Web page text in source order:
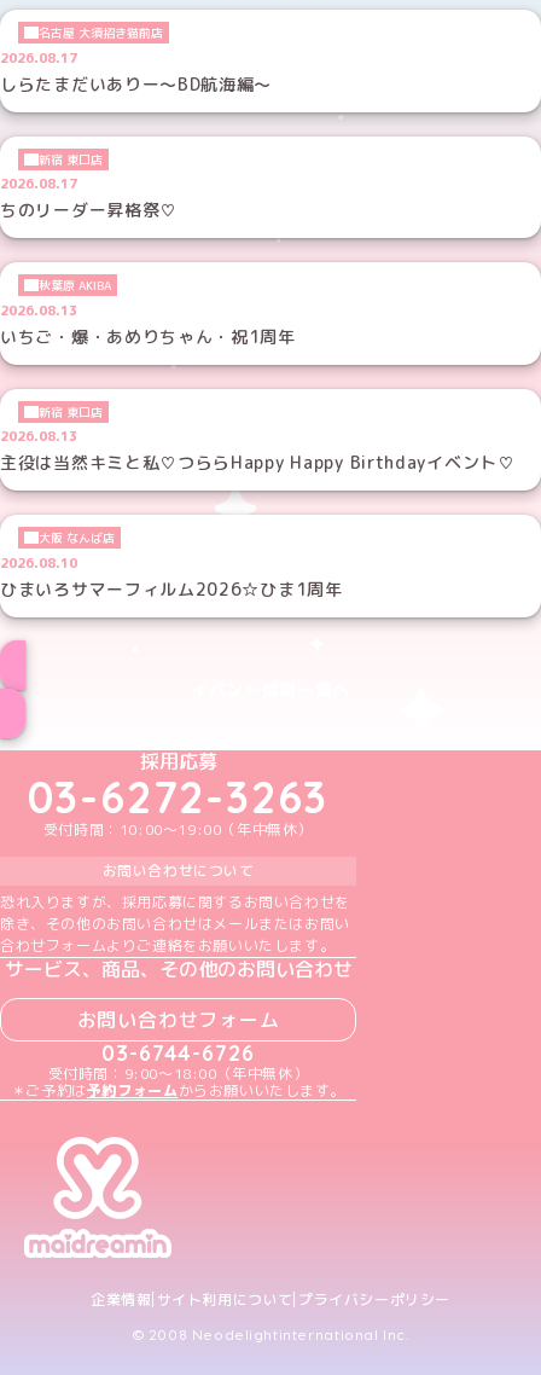
名古屋 大須招き猫前店
2026.08.17
しらたまだいありー～BD航海編～
新宿 東口店
2026.08.17
ちのリーダー昇格祭♡
秋葉原 AKIBA
2026.08.13
いちご・爆・あめりちゃん・祝1周年
新宿 東口店
2026.08.13
主役は当然キミと私♡つららHappy Happy Birthdayイベント♡
大阪 なんば店
2026.08.10
ひまいろサマーフィルム2026☆ひま1周年
めいどりーみんTikTok公式アカウント
めいどりーみんX公式アカウント
めいどりーみんInstagram公式アカウント
めいどりーみんFacebook公式アカウン
めいどりーみんYouTube公式アカ
採用応募
03-6272-3263
受付時間：10:00～19:00（年中無休）
お問い合わせについて
恐れ入りますが、採用応募に関するお問い合わせを
除き、その他のお問い合わせはメールまたはお問い
合わせフォームよりご連絡をお願いいたします。
サービス、商品、その他のお問い合わせ
お問い合わせフォーム
03-6744-6726
受付時間：9:00～18:00（年中無休）
＊ご予約は予約フォームからお願いいたします。
企業情報 サイト利用について プライバシーポリシー
© 2008 Neodelightinternational Inc.